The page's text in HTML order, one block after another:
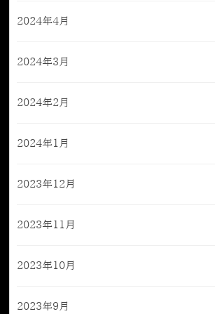
2024年4月
2024年3月
2024年2月
2024年1月
2023年12月
2023年11月
2023年10月
2023年9月